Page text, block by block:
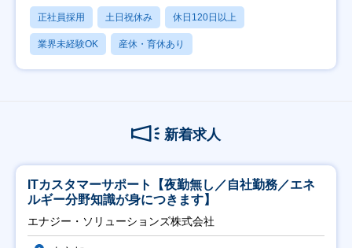
正社員採用 土日祝休み 休日120日以上
業界未経験OK 産休・育休あり
新着求人
ITカスタマーサポート【夜勤無し／自社勤務／エネ
ルギー分野知識が身につきます】
エナジー・ソリューションズ株式会社